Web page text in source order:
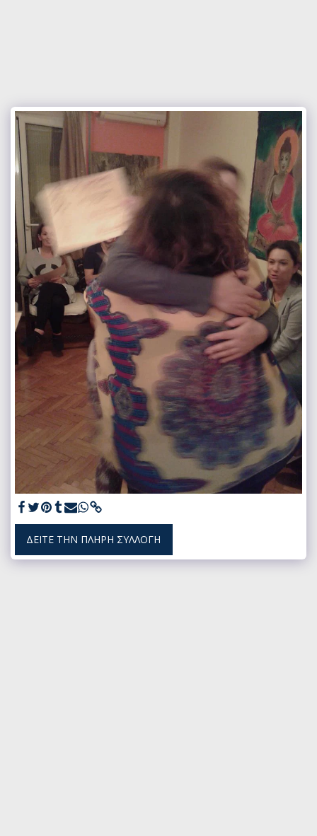
ΔΕΊΤΕ ΤΗΝ ΠΛΉΡΗ ΣΥΛΛΟΓΉ